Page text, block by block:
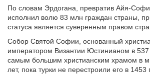
По словам Эрдогана, превратив Айя-
исполнил волю 83 млн граждан страны,
статуса является суверенным правом
Собор Святой Софии, основанный
императором Византии Юстинианом в 537
самым большим христианским храмом в
лет, пока турки не перестроили его в 1453